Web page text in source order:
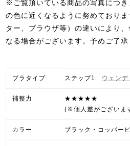
※ご覧頂いている商品の写真につ
の色に近くなるように努めており
ター、ブラウザ等）の違いにより
なる場合がございます。予めご了承
ブラタイプ ステップ1 ウェン
補整力
★★★★★
(※個人差がございま
カラー ブラック・コッパー